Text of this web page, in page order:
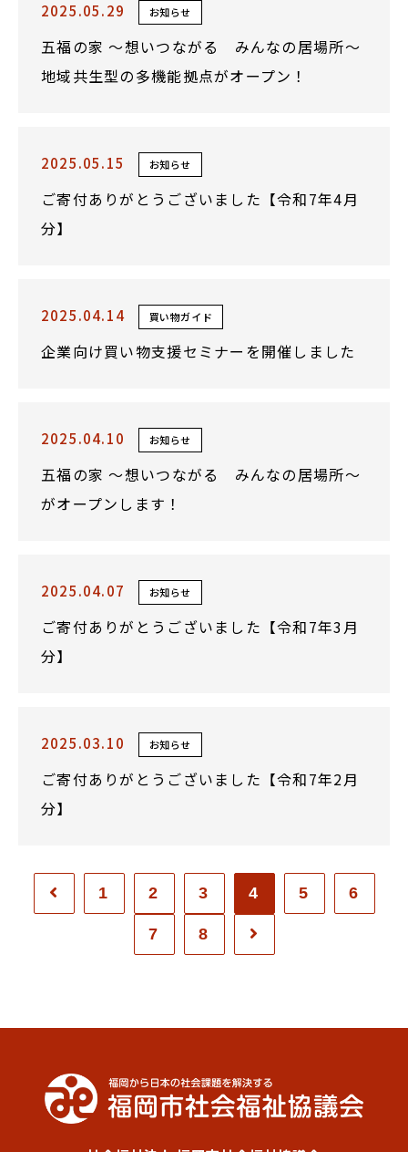
2025.05.29 お知らせ
五福の家 ～想いつながる みんなの居場所～
地域共生型の多機能拠点がオープン！
2025.05.15 お知らせ
ご寄付ありがとうございました【令和7年4月
分】
2025.04.14 買い物ガイド
企業向け買い物支援セミナーを開催しました
2025.04.10 お知らせ
五福の家 ～想いつながる みんなの居場所～
がオープンします！
2025.04.07 お知らせ
ご寄付ありがとうございました【令和7年3月
分】
2025.03.10 お知らせ
ご寄付ありがとうございました【令和7年2月
分】
1 2 3 4 5 6
7 8